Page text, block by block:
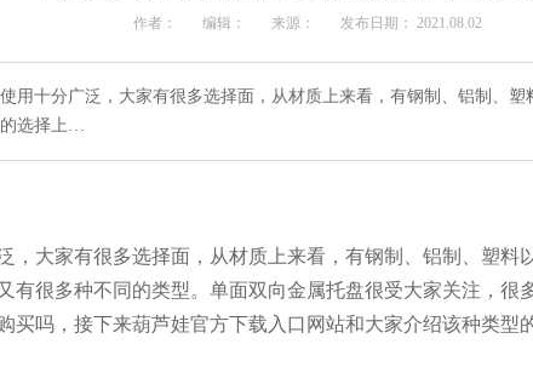
作者： 编辑： 来源： 发布日期： 2021.08.02
十分广泛，大家有很多选择面，从材质上来看，有钢制、铝制
的选择上…
家有很多选择面，从材质上来看，有钢制、铝制、
又有很多种不同的类型。单面双向金属托盘很受大家关注，
买吗，接下来葫芦娃官方下载入口网站和大家介绍该种类型的金